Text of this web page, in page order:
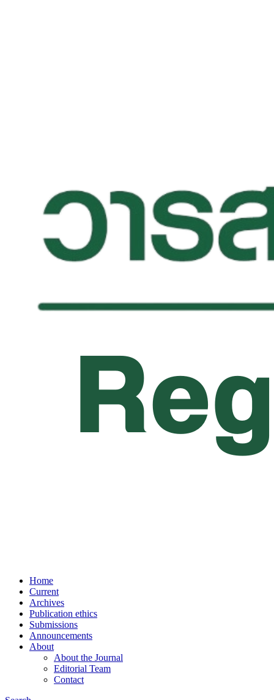
Home
Current
Archives
Publication ethics
Submissions
Announcements
About
About the Journal
Editorial Team
Contact